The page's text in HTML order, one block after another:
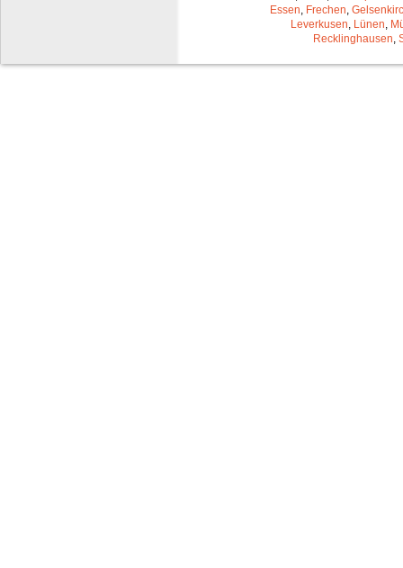
Essen, Frechen,
Leverkusen, Lünen,
Recklinghausen,